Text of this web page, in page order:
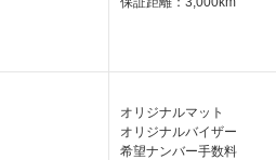
オリジナルマット
オリジナルバイザー
希望ナンバー手数料